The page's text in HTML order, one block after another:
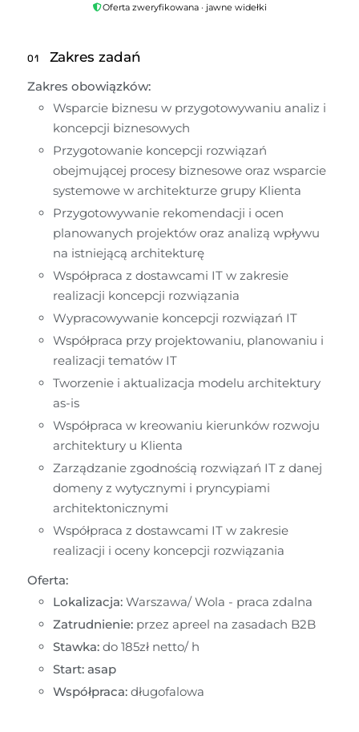
Oferta zweryfikowana · jawne widełki
01 Zakres zadań
Zakres obowiązków:
Wsparcie biznesu w przygotowywaniu analiz i
koncepcji biznesowych
Przygotowanie koncepcji rozwiązań
obejmującej procesy biznesowe oraz wsparcie
systemowe w architekturze grupy Klienta
Przygotowywanie rekomendacji i ocen
planowanych projektów oraz analizą wpływu
na istniejącą architekturę
Współpraca z dostawcami IT w zakresie
realizacji koncepcji rozwiązania
Wypracowywanie koncepcji rozwiązań IT
Współpraca przy projektowaniu, planowaniu i
realizacji tematów IT
Tworzenie i aktualizacja modelu architektury
as-is
Współpraca w kreowaniu kierunków rozwoju
architektury u Klienta
Zarządzanie zgodnością rozwiązań IT z danej
domeny z wytycznymi i pryncypiami
architektonicznymi
Współpraca z dostawcami IT w zakresie
realizacji i oceny koncepcji rozwiązania
Oferta:
Lokalizacja: Warszawa/ Wola - praca zdalna
Zatrudnienie: przez apreel na zasadach B2B
Stawka: do 185zł netto/ h
Start: asap
Współpraca: długofalowa